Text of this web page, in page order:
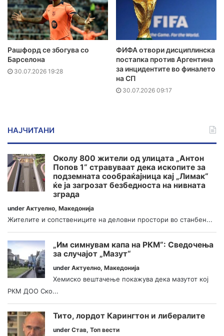
Рашфорд се збогува со
Барселона
30.07.2026 19:28
ФИФА отвори дисциплинска
постапка против Аргентина
за инцидентите во финалето
на СП
30.07.2026 09:17
НАЈЧИТАНИ
Околу 800 жители од улицата „Антон
Попов 1“ стравуваат дека ископите за
подземната сообраќајница кај „Лимак“
ќе ја загрозат безбедноста на нивната
зграда
under Актуелно, Македонија
Жителите и сопствениците на деловни простори во станбен...
„Им симнувам капа на РКМ“: Сведочења
за случајот „Мазут“
under Актуелно, Македонија
Хемиско вештачење покажува дека мазутот кој
РКМ ДОО Ско...
Тито, лордот Карингтон и либералите
under Став, Топ вести